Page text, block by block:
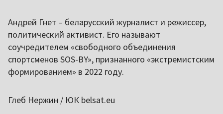
Андрей Гнет – беларусский журналист и режиссер,
политический активист. Его называют
соучредителем «свободного объединения
спортсменов SOS-BY», признанного «экстремистским
формированием» в 2022 году.
Глеб Нержин / ЮК belsat.eu